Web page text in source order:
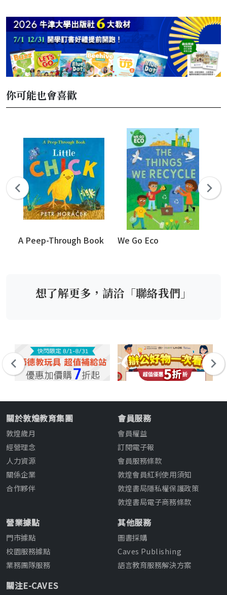
你可能也會喜歡
A Peep-Through Book We Go Eco
想了解更多，請洽「聯絡我們」
關於敦煌教育集團
敦煌歲月
經營理念
人力資源
關係企業
合作夥伴
會員服務
會員權益
訂閱電子報
會員服務條款
敦煌會員紅利使用須知
敦煌書局隱私權保護政策
敦煌書局電子商務條款
營業據點
門市據點
校園服務據點
業務團隊服務
其他服務
圖書採購
Caves Publishing
語言教育服務解決方案
關注E-CAVES